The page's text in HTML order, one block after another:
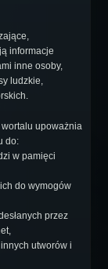
informacje
inne osoby,
ludzkie,
upoważnia
do:
w pamięci
do wymogów
przez
utworów i